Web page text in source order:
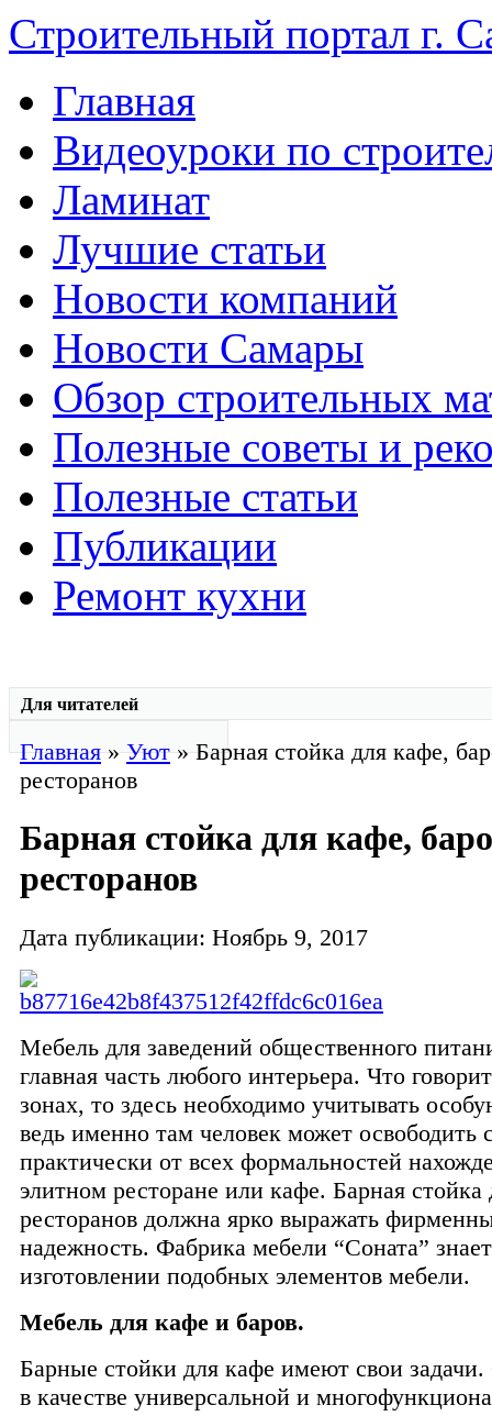
Строительный портал г.
Главная
Видеоуроки по
Ламинат
Лучшие статьи
Новости компаний
Новости Самары
Обзор строительных
Полезные советы и
Полезные статьи
Публикации
Ремонт кухни
Для читателей
Главная»Уют» Барная стойка для кафе,
ресторанов
Барная стойка для кафе,
ресторанов
Дата публикации: Ноябрь 9, 2017
Мебель для заведений общественного
главная часть любого интерьера. Что
зонах, то здесь необходимо учитывать
ведь именно там человек может освободить
практически от всех формальностей
элитном ресторане или кафе. Барная
ресторанов должна ярко выражать
надежность. Фабрика мебели “Соната”
изготовлении подобных элементов мебели.
Мебель для кафе и баров.
Барные стойки для кафе имеют свои
в качестве универсальной и